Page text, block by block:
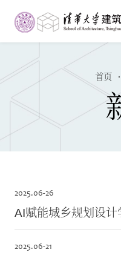
首页 ·
2025.06-26
AI赋能城乡规划设
2025.06-21